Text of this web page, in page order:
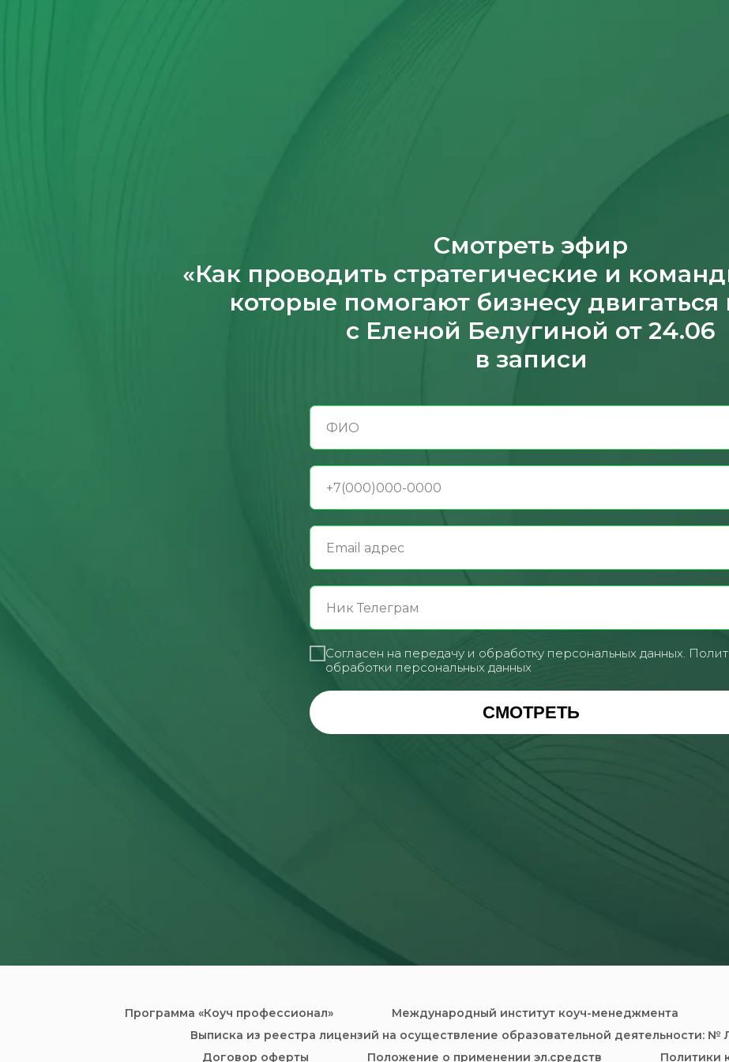
Смотреть эфир
«Как проводить стратегические и
которые помогают бизнесу двигаться
с Еленой Белугиной от 24.06
в записи
Согласен на передачу и обработку персональных данных.
обработки персональных данных
СМОТРЕТЬ
Программа «Коуч профессионал» Международный институт коуч-менеджмента
Выписка из реестра лицензий на осуществление образовательной деятельности: №
Договор оферты
Положение о применении эл.средств Политики